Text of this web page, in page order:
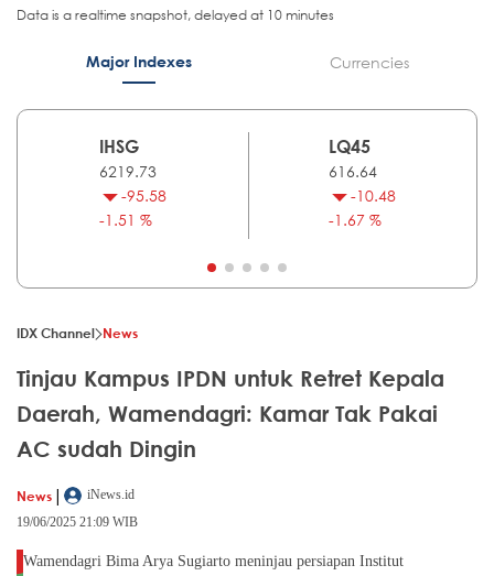
Data is a realtime snapshot, delayed at 10 minutes
Major Indexes Currencies
IHSG
6219.73
-95.58
-1.51 %
LQ45
616.64
-10.48
-1.67 %
IDX Channel News
Tinjau Kampus IPDN untuk Retret Kepala
Daerah, Wamendagri: Kamar Tak Pakai
AC sudah Dingin
News |
iNews.id
19/06/2025 21:09 WIB
Wamendagri Bima Arya Sugiarto meninjau persiapan Institut